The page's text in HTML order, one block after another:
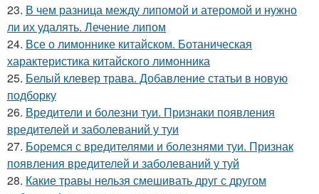
23. В чем разница между липомой и атеромой и нужно
ли их удалять. Лечение липом
24. Все о лимоннике китайском. Ботаническая
характеристика китайского лимонника
25. Белый клевер трава. Добавление статьи в новую
подборку
26. Вредители и болезни туи. Признаки появления
вредителей и заболеваний у туи
27. Боремся с вредителями и болезнями туи. Признак
появления вредителей и заболеваний у туй
28. Какие травы нельзя смешивать друг с другом